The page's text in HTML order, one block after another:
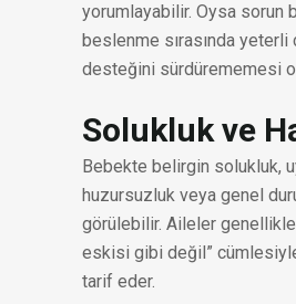
yorumlayabilir. Oysa sorun
beslenme sırasında yeterli
desteğini sürdürememesi
Solukluk ve
Bebekte belirgin solukluk,
huzursuzluk veya genel
görülebilir. Aileler
eskisi gibi değil”
tarif eder.